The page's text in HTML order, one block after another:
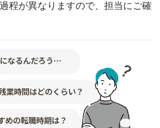
程が異なりますので、担当にご確